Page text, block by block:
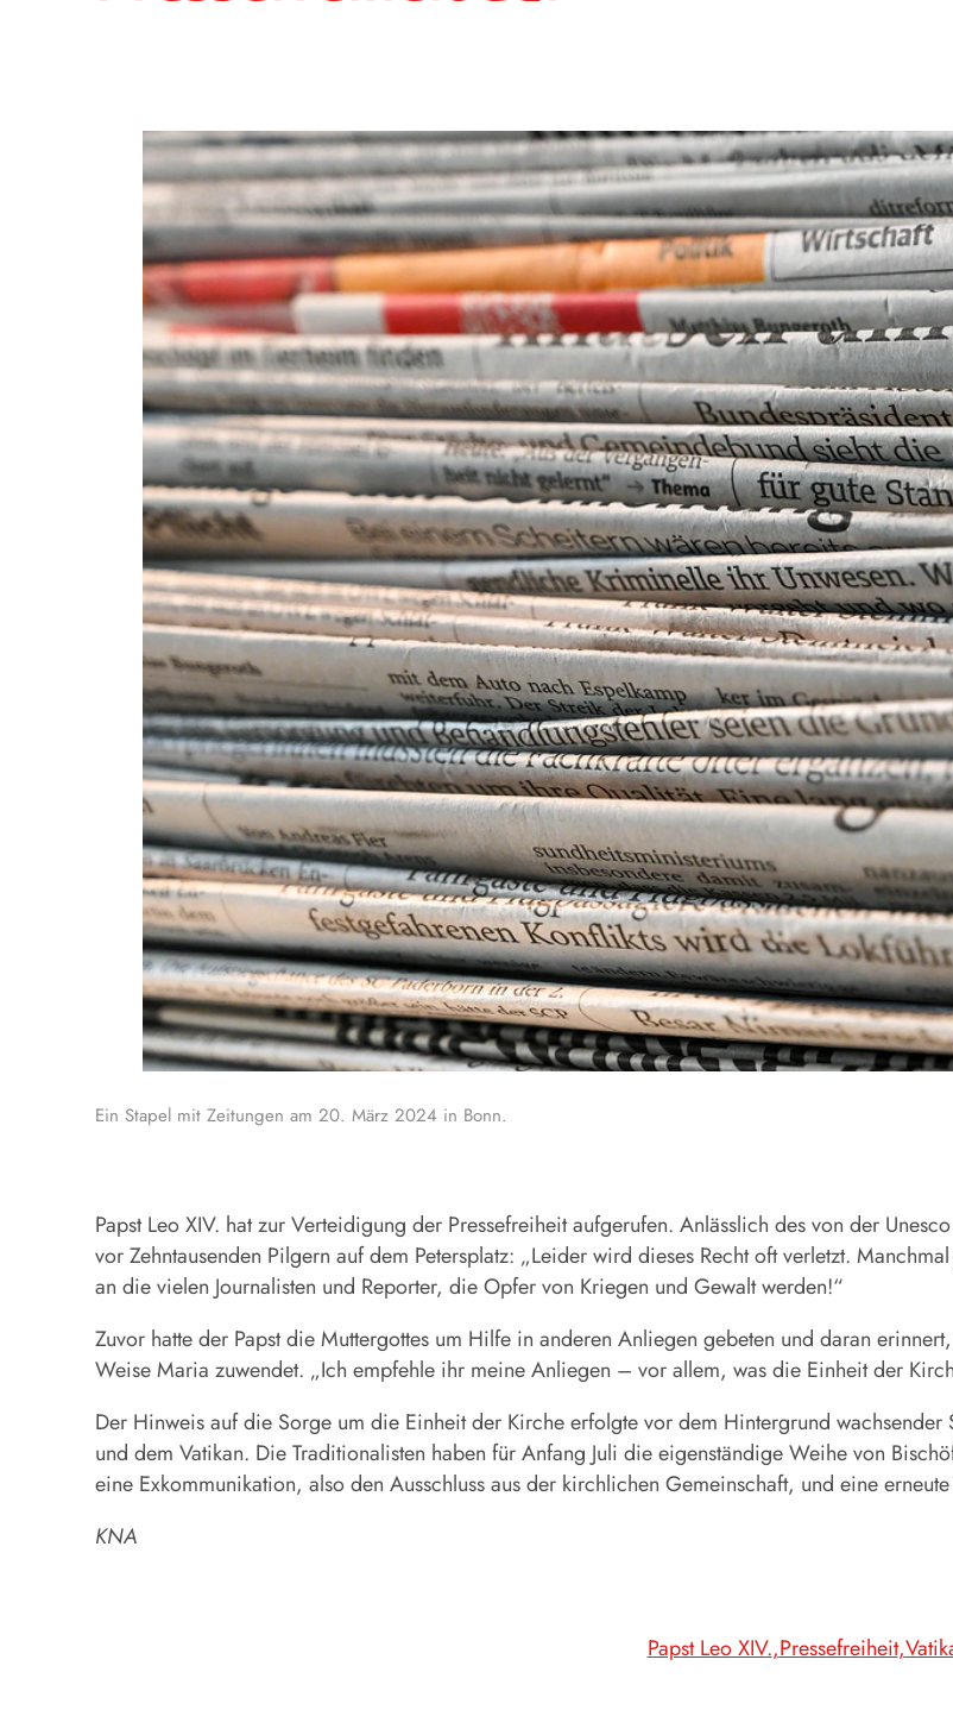
Ein Stapel mit Zeitungen am 20. März 2024 in Bonn.
Papst Leo XIV. hat zur Verteidigung der Pressefreiheit aufgerufen. Anlässlich des von der
vor Zehntausenden Pilgern auf dem Petersplatz: „Leider wird dieses Recht oft verletzt.
an die vielen Journalisten und Reporter, die Opfer von Kriegen und Gewalt werden!“
Zuvor hatte der Papst die Muttergottes um Hilfe in anderen Anliegen gebeten und daran
Weise Maria zuwendet. „Ich empfehle ihr meine Anliegen – vor allem, was die Einheit der
Der Hinweis auf die Sorge um die Einheit der Kirche erfolgte vor dem Hintergrund
und dem Vatikan. Die Traditionalisten haben für Anfang Juli die eigenständige Weihe von
eine Exkommunikation, also den Ausschluss aus der kirchlichen Gemeinschaft, und eine
KNA
Papst Leo XIV. Pressefreiheit